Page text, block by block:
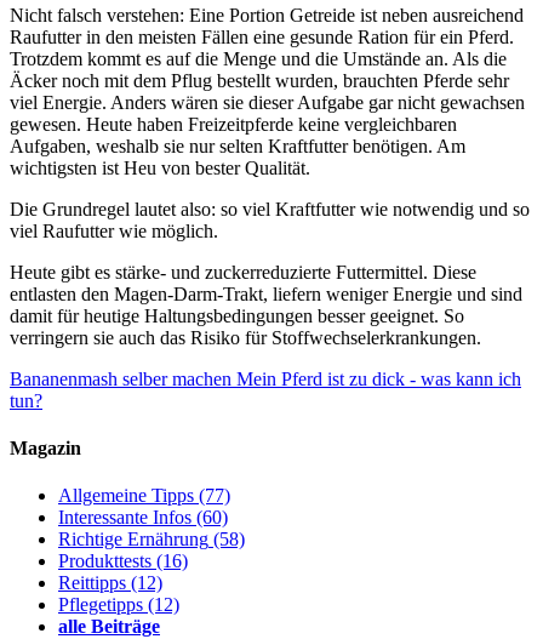
Nicht falsch verstehen: Eine Portion Getreide ist neben ausreichend
Raufutter in den meisten Fällen eine gesunde Ration für ein Pferd.
Trotzdem kommt es auf die Menge und die Umstände an. Als die
Äcker noch mit dem Pflug bestellt wurden, brauchten Pferde sehr
viel Energie. Anders wären sie dieser Aufgabe gar nicht gewachsen
gewesen. Heute haben Freizeitpferde keine vergleichbaren
Aufgaben, weshalb sie nur selten Kraftfutter benötigen. Am
wichtigsten ist Heu von bester Qualität.
Die Grundregel lautet also: so viel Kraftfutter wie notwendig und so
viel Raufutter wie möglich.
Heute gibt es stärke- und zuckerreduzierte Futtermittel. Diese
entlasten den Magen-Darm-Trakt, liefern weniger Energie und sind
damit für heutige Haltungsbedingungen besser geeignet. So
verringern sie auch das Risiko für Stoffwechselerkrankungen.
Bananenmash selber machen Mein Pferd ist zu dick - was kann ich
tun?
Magazin
Allgemeine Tipps (77)
Interessante Infos (60)
Richtige Ernährung (58)
Produkttests (16)
Reittipps (12)
Pflegetipps (12)
alle Beiträge